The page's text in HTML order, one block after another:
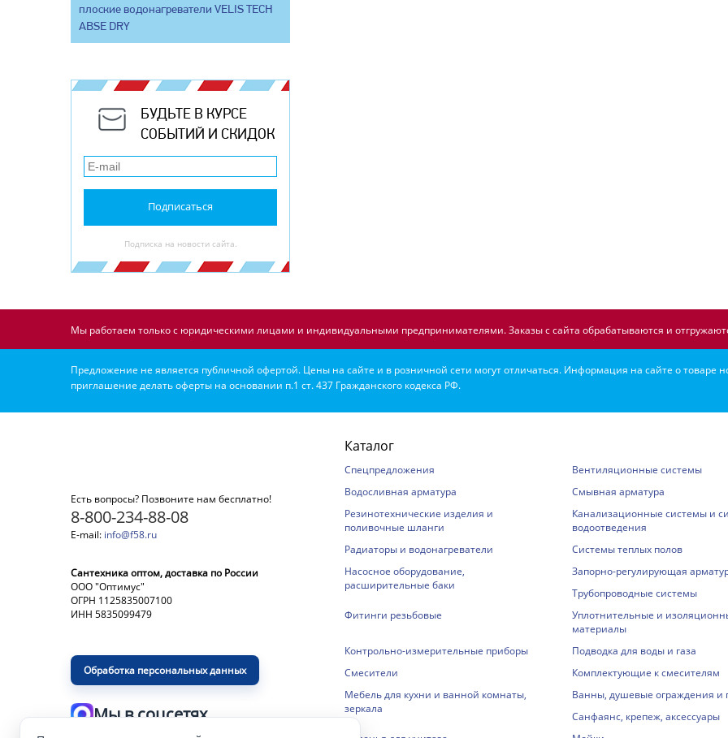
плоские водонагреватели VELIS TECH
ABSE DRY
БУДЬТЕ В КУРСЕ
СОБЫТИЙ И СКИДОК
Подписаться
Подписка на новости сайта.
Мы работаем только с юридическими лицами и индивидуальными предпринимателями. Заказы с сайта обрабатываются и
Предложение не является публичной офертой. Цены на сайте и в розничной сети могут отличаться. Информация на сайте о товаре
приглашение делать оферты на основании п.1 ст. 437 Гражданского кодекса РФ.
Есть вопросы? Позвоните нам бесплатно!
8-800-234-88-08
E-mail: info@f58.ru
Сантехника оптом, доставка по России
ООО "Оптимус"
ОГРН 1125835007100
ИНН 5835099479
Обработка персональных данных
Мы в соцсетях
Каталог
Спецпредложения
Вентиляционные системы
Водосливная арматура
Смывная арматура
Резинотехнические изделия и
поливочные шланги
Канализационные системы и
водоотведения
Радиаторы и водонагреватели
Системы теплых полов
Насосное оборудование,
расширительные баки
Запорно-регулирующая
Трубопроводные системы
Фитинги резьбовые
Уплотнительные и
материалы
Контрольно-измерительные приборы
Подводка для воды и газа
Смесители
Комплектующие к смесителям
Мебель для кухни и ванной комнаты,
зеркала
Ванны, душевые ограждения и
Санфаянс, крепеж, аксессуары